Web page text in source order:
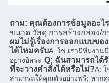
ถาม: คุณต้องการข้อมูลอะไ
ขนาด วัสดุ การสร้างกล่อง/ก
ผมไม่รู้เรื่องการออกแบบข
ได้ไหมครับA: ใช่ เรามีทีมงา
อย่างอิสระ Q: ฉันสามารถได้
ที่จะวางคําสั่งได้หรือไม่?A:
สามารถให้คุณตัวอย่างฟรี; หากคุ